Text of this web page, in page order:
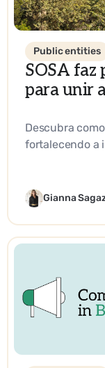
Public entities
SOSA faz
para unir
Descubra
fortalecendo a
tecnologia.
Gianna